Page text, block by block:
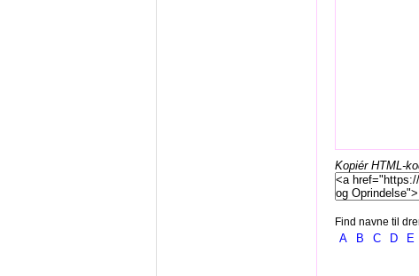
Kopiér HTML-
Find navne til
A B C D E